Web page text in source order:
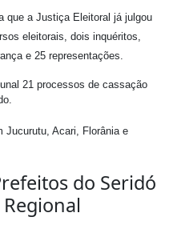
que a Justiça Eleitoral já julgou
eleitorais, dois inquéritos,
e 25 representações.
21 processos de cassação
Jucurutu, Acari, Florânia e
do Seridó